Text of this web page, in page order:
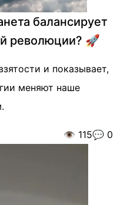
балансирует
революции? 🚀
и показывает,
меняют наше
👁️ 115💬 0